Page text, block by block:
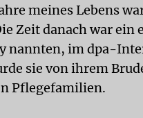
meines Lebens
Zeit danach war
nannten, im dpa-
sie von ihrem
Pflegefamilien.